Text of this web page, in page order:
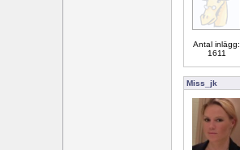
Antal inlägg:
1611
Miss_jk